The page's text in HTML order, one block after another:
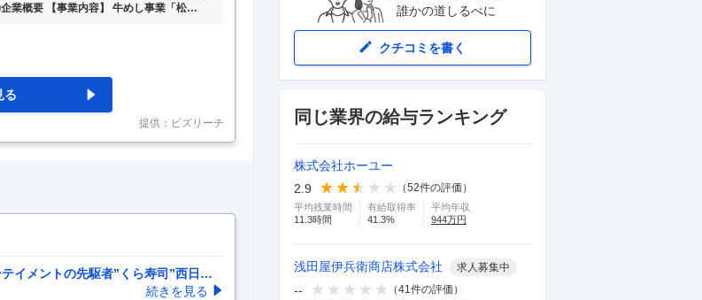
業概要 【事業内容】 牛めし事業「松
麦のトリコ」石焼業態「トゥックン・トゥ
舗数】 店舗数1,413店舗（2026年2月現
、とんかつ「松のや」など、幅広い外食ビ
る
提供：ビズリーチ
イメントの先駆者”くら寿司”西日本
続きを見る
誰かの道しるべに
クチコミを書く
同じ業界の給与ランキング
株式会社ホーユー
2.9
（52件の評価）
平均残業時間
11.3時間
有給取得率
41.3%
平均年収
944万円
浅田屋伊兵衛商店株式会社 求人募集中
-- （41件の評価）